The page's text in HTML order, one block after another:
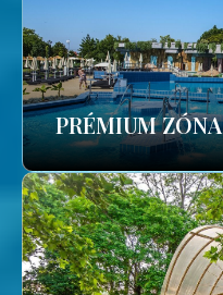
PRÉMIUM ZÓNA